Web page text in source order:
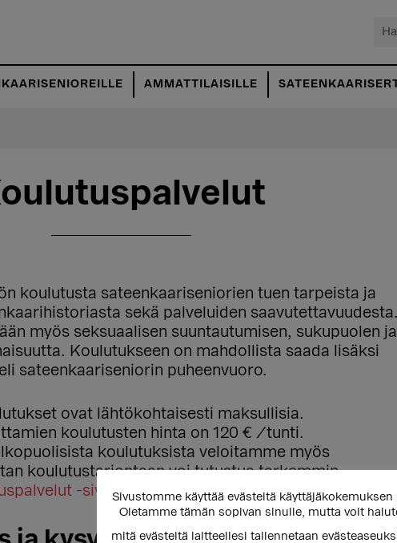
AMMATTILAISILLE
koulutusta sateenkaariseniorien tuen tarpeista ja
sekä palveluiden saavutettavuudesta.
myös seksuaalisen suuntautumisen, sukupuolen ja
Koulutukseen on mahdollista saada lisäksi
sateenkaariseniorin puheenvuoro.
ovat lähtökohtaisesti maksullisia.
koulutusten hinta on 120 € /tunti.
koulutuksista veloitamme myös
koulutustarjontaan voi tutustua tarkemmin
-sivulla.
Sivustomme käyttää evästeitä käyttäjäkokemuksen
Oletamme tämän sopivan sinulle, mutta voit
mitä evästeitä laitteellesi tallennetaan